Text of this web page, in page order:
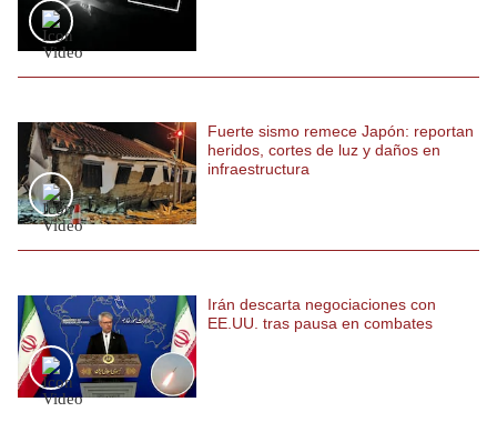
Fuerte sismo remece Japón: reportan
heridos, cortes de luz y daños en
infraestructura
Irán descarta negociaciones con
EE.UU. tras pausa en combates